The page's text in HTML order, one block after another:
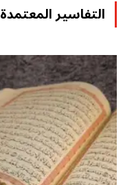
التفاسير المعتمدة